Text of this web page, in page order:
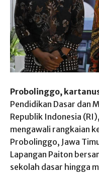
Probolinggo,
Pendidikan Dasar dan
Republik Indonesia
mengawali rangkaian
Probolinggo, Jawa
Lapangan Paiton
sekolah dasar hingga